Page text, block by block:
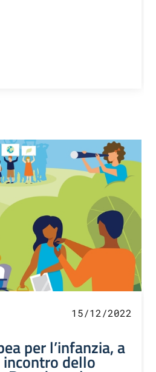
15/12/2022
per l’infanzia, a
dello